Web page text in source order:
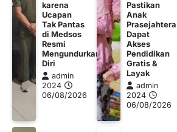
karena
Ucapan
Tak Pantas
di Medsos
Resmi
Mengundurkan
Diri
admin
2024
06/08/2026
Pastikan
Anak
Prasejahtera
Dapat
Akses
Pendidikan
Gratis &
Layak
admin
2024
06/08/2026